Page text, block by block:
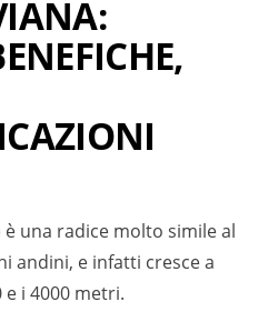
è una radice molto simile al
andini, e infatti cresce a
i 4000 metri.